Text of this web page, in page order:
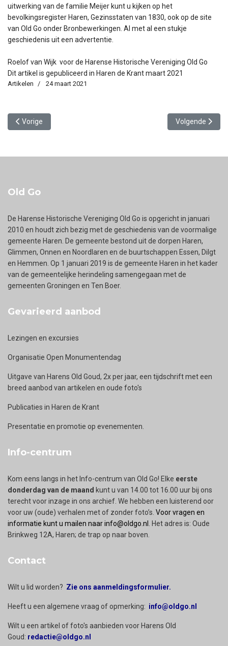
uitwerking van de familie Meijer kunt u kijken op het
bevolkingsregister Haren, Gezinsstaten van 1830, ook op de site
van Old Go onder Bronbewerkingen. Al met al een stukje
geschiedenis uit een advertentie.
Roelof van Wijk voor de Harense Historische Vereniging Old Go
Dit artikel is gepubliceerd in Haren de Krant maart 2021
Artikelen 24 maart 2021
Vorig artikel: De Veenweg
Vorige Volgende
Volgende
Old Go
De Harense Historische Vereniging Old Go is opgericht in januari
2010 en houdt zich bezig met de geschiedenis van de voormalige
gemeente Haren. De gemeente bestond uit de dorpen Haren,
Glimmen, Onnen en Noordlaren en de buurtschappen Essen, Dilgt
en Hemmen. Op 1 januari 2019 is de gemeente Haren in het kader
van de gemeentelijke herindeling samengegaan met de
gemeenten Groningen en Ten Boer.
Gevarieerd aanbod
Lezingen en excursies
Organisatie Open Monumentendag
Uitgave van Harens Old Goud, 2x per jaar, een tijdschrift met een
breed aanbod van artikelen en oude foto's
Publicaties in Haren de Krant
Presentatie en promotie op evenementen.
Info-centrum
Kom eens langs in het Info-centrum van Old Go! Elke eerste
donderdag van de maand kunt u van 14.00 tot 16.00 uur bij ons
terecht voor inzage in ons archief. We hebben een luisterend oor
voor uw (oude) verhalen met of zonder foto’s. Voor vragen en
informatie kunt u mailen naar info@oldgo.nl . Het adres is: Oude
Brinkweg 12A, Haren; de trap op naar boven.
Contact
Wilt u lid worden? Zie ons aanmeldingsformulier.
Heeft u een algemene vraag of opmerking: info@oldgo.nl
Wilt u een artikel of foto's aanbieden voor Harens Old
Goud: redactie@oldgo.nl